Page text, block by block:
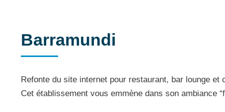
Barramundi
Refonte du site internet pour restaurant, bar lounge et
Cet établissement vous emmène dans son ambiance